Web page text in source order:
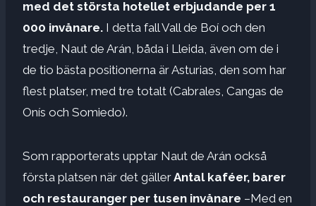
med det största hotellet erbjudande per 1
000 invånare. I detta fall Vall de Boí och den
tredje, Naut de Arán, båda i Lleida, även om de i
de tio bästa positionerna är Asturias, den som har
flest platser, med tre totalt (Cabrales, Cangas de
Onís och Somiedo).
Som rapporterats upptar Naut de Arán också
första platsen när det gällerAntal kaféer, barer
och restauranger per tusen invånare –Med en